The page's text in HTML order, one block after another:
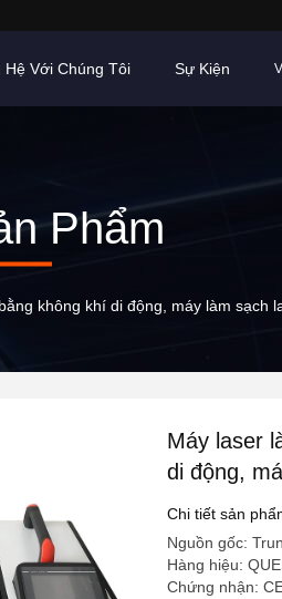
Hệ Với Chúng Tôi Sự Kiện
Phẩm
không khí di động, máy làm sạch
Máy laser
di động,
loại và loại
Chi tiết sản
Nguồn gốc:
Hàng hiệu:
Chứng nhận: